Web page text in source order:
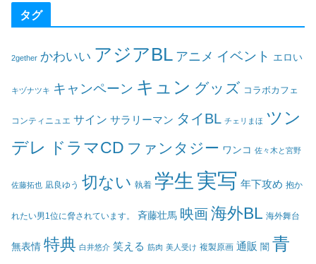
タグ
2gether かわいい アジアBL アニメ イベント エロい
キヅナツキ キャンペーン キュン グッズ コラボカフェ
コンティニュエ サイン サラリーマン タイBL チェリまほ ツン
デレ ドラマCD ファンタジー ワンコ 佐々木と宮野
佐藤拓也 凪良ゆう 切ない 執着 学生 実写 年下攻め 抱か
れたい男1位に脅されています。 斉藤壮馬 映画海外BL 海外舞台
無表情 特典 白井悠介 笑える 筋肉 美人受け 複製原画 通販 闇 青